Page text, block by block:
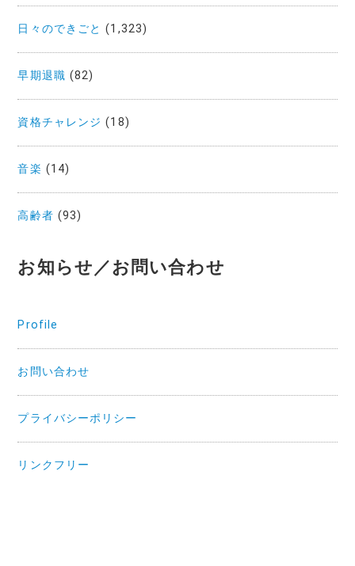
日々のできごと (1,323)
早期退職 (82)
資格チャレンジ (18)
音楽 (14)
高齢者 (93)
お知らせ／お問い合わせ
Profile
お問い合わせ
プライバシーポリシー
リンクフリー